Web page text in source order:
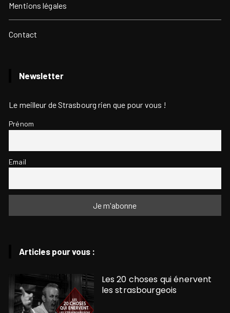
Mentions légales
Contact
Newsletter
Le meilleur de Strasbourg rien que pour vous !
Prénom
Email
Articles pour vous :
Les 20 choses qui énervent
les strasbourgeois